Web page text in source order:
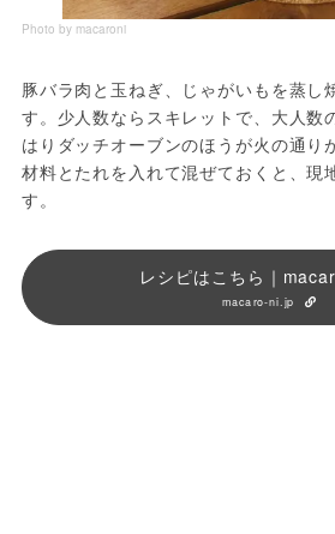
Photo by macaroni
豚バラ肉と玉ねぎ、じゃがいもを蒸し
す。少人数ならスキレットで、大人数
はりダッチオーブンのほうが火の通り
材料とたれを入れて混ぜておくと、現
す。
レシピはこちら｜
macaro-ni.jp